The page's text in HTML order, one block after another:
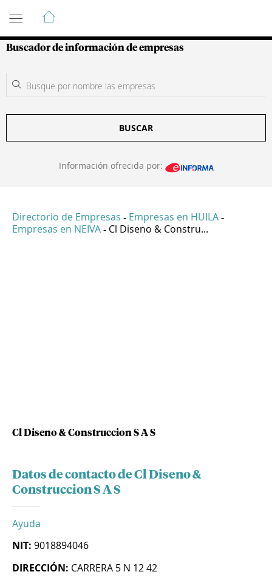
Guía de Empresas Colombianas
Buscador de información de empresas
BUSCAR
Información ofrecida por:
Directorio de Empresas - Empresas en HUILA -
Empresas en NEIVA - Cl Diseno & Constru...
Cl Diseno & Construccion S A S
Datos de contacto de Cl Diseno &
Construccion S A S
Ayuda
NIT: 9018894046
DIRECCIÓN: CARRERA 5 N 12 42